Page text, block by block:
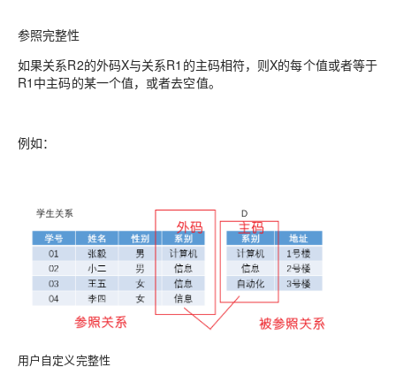
参照完整性
如果关系R2的外码X与关系R1的主码相符，则X的每个值或者等于
R1中主码的某一个值，或者去空值。
例如：
用户自定义完整性